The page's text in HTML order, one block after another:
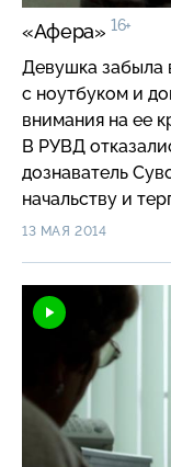
«Афера» 16+
Девушка забыла
с ноутбуком и
внимания на ее
В РУВД
дознаватель
начальству и
помочь
кассирша,
13 МАЯ 2014